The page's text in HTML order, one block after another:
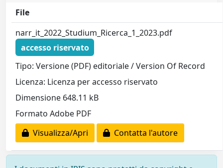
File
narr_it_2022_Studium_Ricerca_1_2023.pdf
accesso riservato
Tipo: Versione (PDF) editoriale / Version Of Record
Licenza: Licenza per accesso riservato
Dimensione 648.11 kB
Formato Adobe PDF
Visualizza/Apri
Contatta l'autore